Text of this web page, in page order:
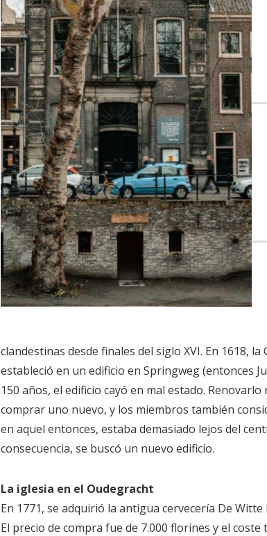
clandestinas desde finales del siglo XVI. En 1618,
estableció en un edificio en Springweg (entonces
150 años, el edificio cayó en mal estado.
comprar uno nuevo, y los miembros también
en aquel entonces, estaba demasiado lejos del
consecuencia, se buscó un nuevo edificio.
La iglesia en el Oudegracht
En 1771, se adquirió la antigua cervecería De
El precio de compra fue de 7.000 florines y el